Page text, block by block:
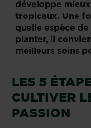
développe
tropicaux. Une
quelle espèce
planter, il
meilleurs soins
LES 5
CULTIVER
PASSION